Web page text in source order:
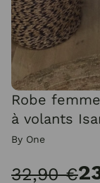
Robe
à volants
By One
32,90 €